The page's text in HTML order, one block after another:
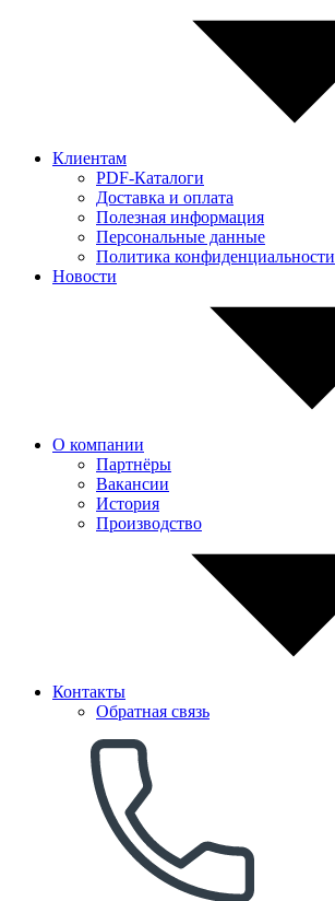
Клиентам
PDF-Каталоги
Доставка и оплата
Полезная информация
Персональные данные
Политика конфиденциальности
Новости
О компании
Партнёры
Вакансии
История
Производство
Контакты
Обратная связь